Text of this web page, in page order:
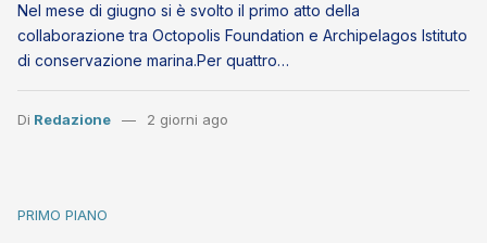
Nel mese di giugno si è svolto il primo atto della
collaborazione tra Octopolis Foundation e Archipelagos Istituto
di conservazione marina.Per quattro…
Di Redazione 2 giorni ago
PRIMO PIANO